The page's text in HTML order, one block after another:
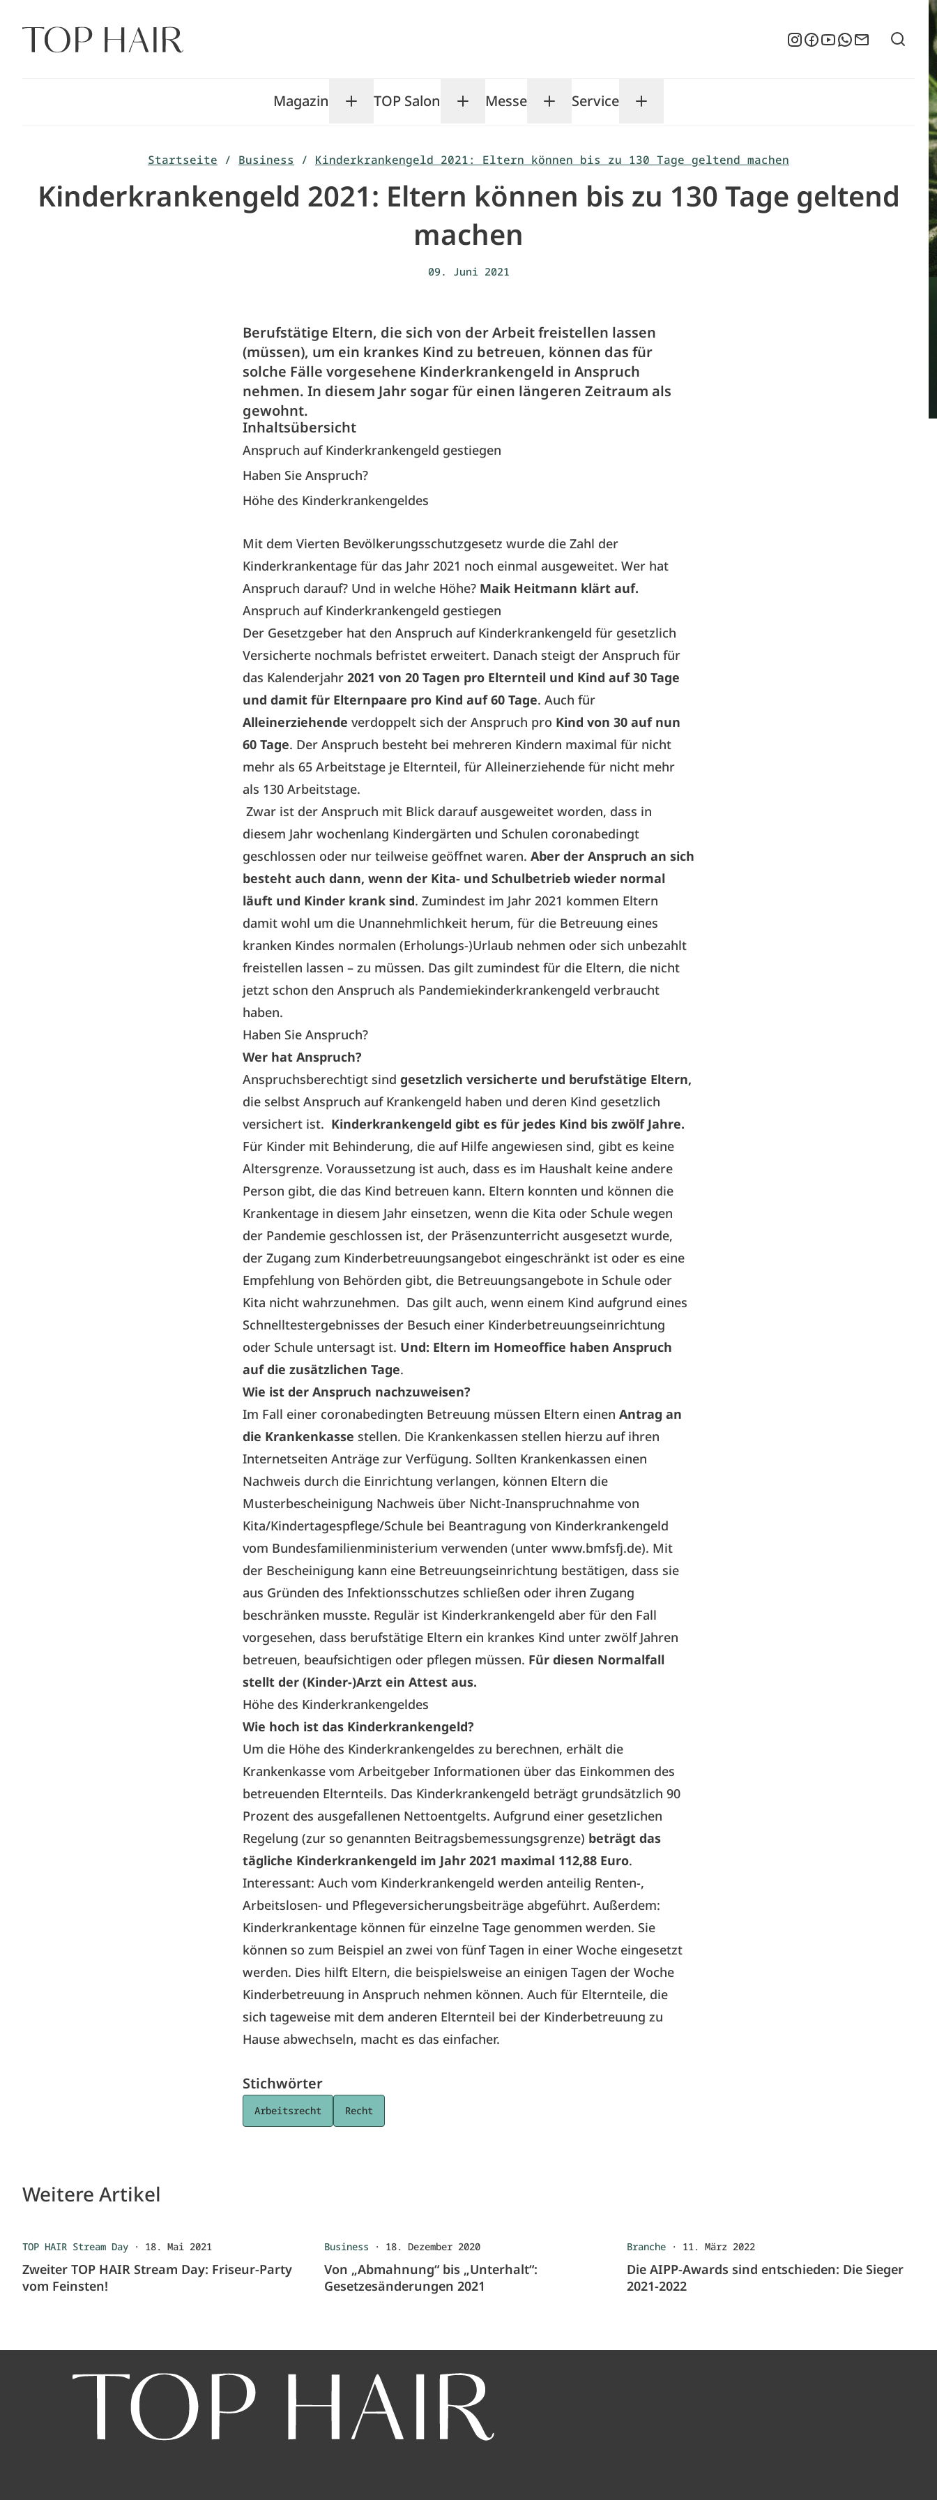
Inhalt
springen
Suche
Magazin Toggle Magazin submenu
TOP Salon Toggle TOP Salon submenu
Messe Toggle Messe submenu
Service Toggle Service submenu
Instagram
Facebook
YouTubeWhatsApp
Newsletter
Startseite / Business / Kinderkrankengeld 2021: Eltern können bis zu 130 Tage geltend machen
Kinderkrankengeld 2021: Eltern können bis zu 130 Tage geltend
machen
09. Juni 2021
Berufstätige Eltern, die sich von der Arbeit freistellen lassen
(müssen), um ein krankes Kind zu betreuen, können das für
solche Fälle vorgesehene Kinderkrankengeld in Anspruch
nehmen. In diesem Jahr sogar für einen längeren Zeitraum als
gewohnt.
Inhaltsübersicht
Anspruch auf Kinderkrankengeld gestiegen
Haben Sie Anspruch?
Höhe des Kinderkrankengeldes
Mit dem Vierten Bevölkerungsschutzgesetz wurde die Zahl der
Kinderkrankentage für das Jahr 2021 noch einmal ausgeweitet. Wer hat
Anspruch darauf? Und in welche Höhe? Maik Heitmann klärt auf.
Anspruch auf Kinderkrankengeld gestiegen
Der Gesetzgeber hat den Anspruch auf Kinderkrankengeld für gesetzlich
Versicherte nochmals befristet erweitert. Danach steigt der Anspruch für
das Kalenderjahr 2021 von 20 Tagen pro Elternteil und Kind auf 30 Tage
und damit für Elternpaare pro Kind auf 60 Tage. Auch für
Alleinerziehende verdoppelt sich der Anspruch pro Kind von 30 auf nun
60 Tage. Der Anspruch besteht bei mehreren Kindern maximal für nicht
mehr als 65 Arbeitstage je Elternteil, für Alleinerziehende für nicht mehr
als 130 Arbeitstage.
Zwar ist der Anspruch mit Blick darauf ausgeweitet worden, dass in
diesem Jahr wochenlang Kindergärten und Schulen coronabedingt
geschlossen oder nur teilweise geöffnet waren. Aber der Anspruch an sich
besteht auch dann, wenn der Kita- und Schulbetrieb wieder normal
läuft und Kinder krank sind. Zumindest im Jahr 2021 kommen Eltern
damit wohl um die Unannehmlichkeit herum, für die Betreuung eines
kranken Kindes normalen (Erholungs-)Urlaub nehmen oder sich unbezahlt
freistellen lassen – zu müssen. Das gilt zumindest für die Eltern, die nicht
jetzt schon den Anspruch als Pandemiekinderkrankengeld verbraucht
haben.
Haben Sie Anspruch?
Wer hat Anspruch?
Anspruchsberechtigt sind gesetzlich versicherte und berufstätige Eltern,
die selbst Anspruch auf Krankengeld haben und deren Kind gesetzlich
versichert ist. Kinderkrankengeld gibt es für jedes Kind bis zwölf Jahre.
Für Kinder mit Behinderung, die auf Hilfe angewiesen sind, gibt es keine
Altersgrenze. Voraussetzung ist auch, dass es im Haushalt keine andere
Person gibt, die das Kind betreuen kann. Eltern konnten und können die
Krankentage in diesem Jahr einsetzen, wenn die Kita oder Schule wegen
der Pandemie geschlossen ist, der Präsenzunterricht ausgesetzt wurde,
der Zugang zum Kinderbetreuungsangebot eingeschränkt ist oder es eine
Empfehlung von Behörden gibt, die Betreuungsangebote in Schule oder
Kita nicht wahrzunehmen. Das gilt auch, wenn einem Kind aufgrund eines
Schnelltestergebnisses der Besuch einer Kinderbetreuungseinrichtung
oder Schule untersagt ist. Und: Eltern im Homeoffice haben Anspruch
auf die zusätzlichen Tage.
Wie ist der Anspruch nachzuweisen?
Im Fall einer coronabedingten Betreuung müssen Eltern einen Antrag an
die Krankenkasse stellen. Die Krankenkassen stellen hierzu auf ihren
Internetseiten Anträge zur Verfügung. Sollten Krankenkassen einen
Nachweis durch die Einrichtung verlangen, können Eltern die
Musterbescheinigung Nachweis über Nicht-Inanspruchnahme von
Kita/Kindertagespflege/Schule bei Beantragung von Kinderkrankengeld
vom Bundesfamilienministerium verwenden (unter www.bmfsfj.de). Mit
der Bescheinigung kann eine Betreuungseinrichtung bestätigen, dass sie
aus Gründen des Infektionsschutzes schließen oder ihren Zugang
beschränken musste. Regulär ist Kinderkrankengeld aber für den Fall
vorgesehen, dass berufstätige Eltern ein krankes Kind unter zwölf Jahren
betreuen, beaufsichtigen oder pflegen müssen. Für diesen Normalfall
stellt der (Kinder-)Arzt ein Attest aus.
Höhe des Kinderkrankengeldes
Wie hoch ist das Kinderkrankengeld?
Um die Höhe des Kinderkrankengeldes zu berechnen, erhält die
Krankenkasse vom Arbeitgeber Informationen über das Einkommen des
betreuenden Elternteils. Das Kinderkrankengeld beträgt grundsätzlich 90
Prozent des ausgefallenen Nettoentgelts. Aufgrund einer gesetzlichen
Regelung (zur so genannten Beitragsbemessungsgrenze) beträgt das
tägliche Kinderkrankengeld im Jahr 2021 maximal 112,88 Euro.
Interessant: Auch vom Kinderkrankengeld werden anteilig Renten-,
Arbeitslosen- und Pflegeversicherungsbeiträge abgeführt. Außerdem:
Kinderkrankentage können für einzelne Tage genommen werden. Sie
können so zum Beispiel an zwei von fünf Tagen in einer Woche eingesetzt
werden. Dies hilft Eltern, die beispielsweise an einigen Tagen der Woche
Kinderbetreuung in Anspruch nehmen können. Auch für Elternteile, die
sich tageweise mit dem anderen Elternteil bei der Kinderbetreuung zu
Hause abwechseln, macht es das einfacher.
Stichwörter
Arbeitsrecht Recht
Weitere Artikel
TOP HAIR Stream Day · 18. Mai 2021
Zweiter TOP HAIR Stream Day: Friseur-Party
vom Feinsten!
Business · 18. Dezember 2020
Von „Abmahnung“ bis „Unterhalt“:
Gesetzesänderungen 2021
Branche· 11. März 2022
Die AIPP-Awards sind entschieden: Die Sieger
2021-2022